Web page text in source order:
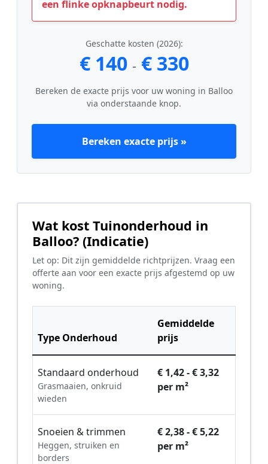
een flinke opknapbeurt nodig.
Geschatte kosten (2026):
€ 140 - € 330
Bereken de exacte prijs voor uw woning in Balloo
via onderstaande knop.
Bereken exacte prijs »
Wat kost Tuinonderhoud in
Balloo? (Indicatie)
Let op: Dit zijn gemiddelde richtprijzen. Vraag een
offerte aan voor een exacte prijs afgestemd op uw
woning.
Type Onderhoud
Gemiddelde
prijs
Standaard onderhoud
Grasmaaien, onkruid
wieden
€ 1,42 - € 3,32
per m²
Snoeien & trimmen
Heggen, struiken en
borders
€ 2,38 - € 5,22
per m²